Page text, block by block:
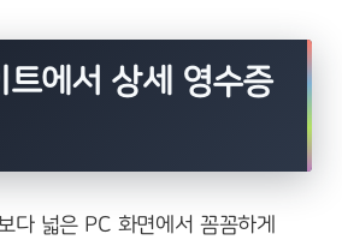
트에서 상세 영수증
다 넓은 PC 화면에서 꼼꼼하게